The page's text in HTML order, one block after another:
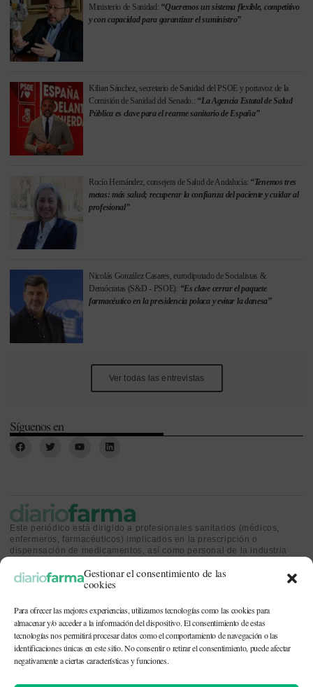
Gestionar el consentimiento de las
cookies
Para ofrecer las mejores experiencias, utilizamos tecnologías como las cookies para
almacenar y/o acceder a la información del dispositivo. El consentimiento de estas
tecnologías nos permitirá procesar datos como el comportamiento de navegación o las
identificaciones únicas en este sitio. No consentir o retirar el consentimiento, puede afectar
negativamente a ciertas características y funciones.
Ministerio de Sanidad: “Queremos un sistema flexible, competitivo
y con capacidad para garantizar el suministro”
Kilian Sánchez, secretario de Sanidad del PSOE y portavoz de la
Comisión de Sanidad del Senado.: “La Agencia Estatal de Salud
Pública es clave para el rearme sanitario de España”
Rocío Hernández, consejera de Salud de Andalucía: “Tenemos tres
metas: más salud; recuperar la confianza del paciente y cuidar al
profesional”
Nicolás González Casares, eurodiputado de Socialistas &
Demócratas (S&D - PSOE): “Es clave cerrar el paquete
farmacéutico en la presidencia polaca y evitar la danesa”
Ver todas las entrevistas
Síguenos en
Este periódico está dirigido a profesionales sanitarios (médicos,
enfermeros, farmacéuticos) implicados en la prescripción o
dispensación de medicamentos, así como personal de la industria
sanitaria.
CONTACTO Y QUIÉNES SOMOS|POLÍTICA DE COOKIES|POLÍTICA DE